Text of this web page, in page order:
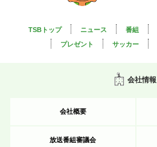
TSBトップ ニュース 番組
プレゼント
サッカー
会社情報
会社概要
放送番組審議会